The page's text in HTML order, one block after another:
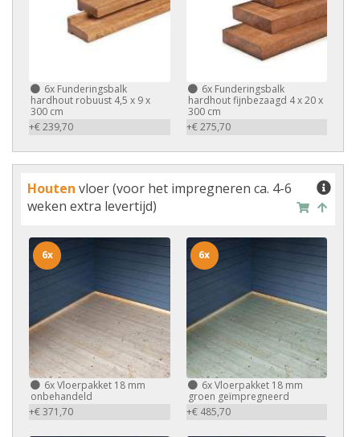
6x Funderingsbalk
hardhout robuust 4,5 x 9 x
300 cm
+€ 239,70
6xFunderingsbalk
hardhout fijnbezaagd 4 x 20 x
300 cm
+€ 275,70
Houten vloer (voor het impregneren ca. 4-6
weken extra levertijd)
6xVloerpakket 18 mm
onbehandeld
+€ 371,70
6x
6xVloerpakket 18 mm
groen geïmpregneerd
+€ 485,70
6x